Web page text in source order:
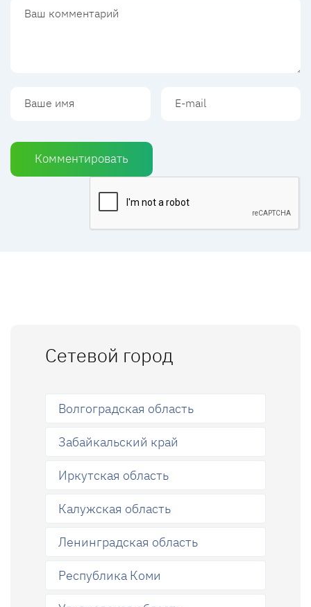
Комментировать
Сетевой город
Волгоградская область
Забайкальский край
Иркутская область
Калужская область
Ленинградская область
Республика Коми